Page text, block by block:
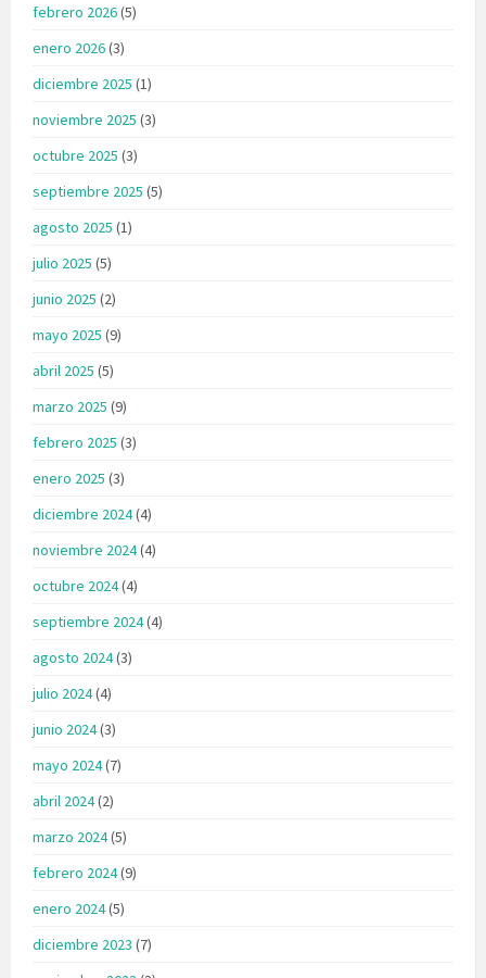
febrero 2026(5)
enero 2026(3)
diciembre 2025 (1)
noviembre 2025 (3)
octubre 2025 (3)
septiembre 2025 (5)
agosto 2025 (1)
julio 2025 (5)
junio 2025 (2)
mayo 2025 (9)
abril 2025 (5)
marzo 2025 (9)
febrero 2025 (3)
enero 2025 (3)
diciembre 2024(4)
noviembre 2024(4)
octubre 2024(4)
septiembre 2024(4)
agosto 2024(3)
julio 2024(4)
junio 2024(3)
mayo 2024(7)
abril 2024(2)
marzo 2024(5)
febrero 2024(9)
enero 2024(5)
diciembre 2023 (7)